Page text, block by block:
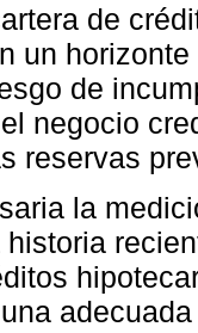
de
un
de
negocio
reservas
la